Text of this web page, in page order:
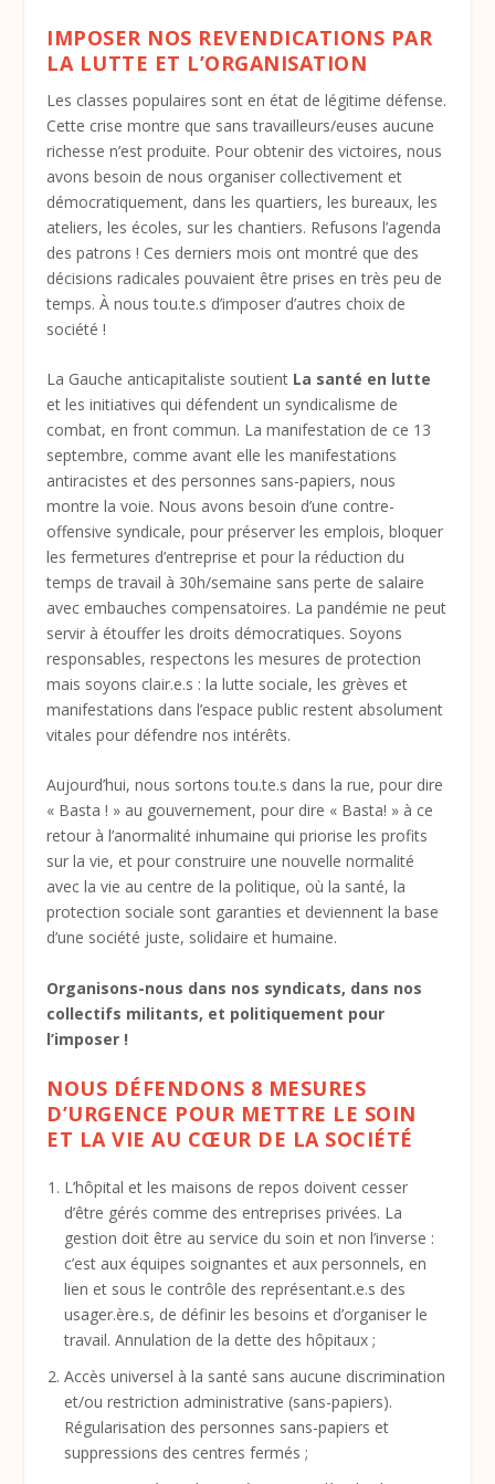
IMPOSER NOS REVENDICATIONS PAR
LA LUTTE ET L’ORGANISATION
Les classes populaires sont en état de légitime défense.
Cette crise montre que sans travailleurs/euses aucune
richesse n’est produite. Pour obtenir des victoires, nous
avons besoin de nous organiser collectivement et
démocratiquement, dans les quartiers, les bureaux, les
ateliers, les écoles, sur les chantiers. Refusons l’agenda
des patrons ! Ces derniers mois ont montré que des
décisions radicales pouvaient être prises en très peu de
temps. À nous tou.te.s d’imposer d’autres choix de
société !
La Gauche anticapitaliste soutient La santé en lutte
et les initiatives qui défendent un syndicalisme de
combat, en front commun. La manifestation de ce 13
septembre, comme avant elle les manifestations
antiracistes et des personnes sans-papiers, nous
montre la voie. Nous avons besoin d’une contre-
offensive syndicale, pour préserver les emplois, bloquer
les fermetures d’entreprise et pour la réduction du
temps de travail à 30h/semaine sans perte de salaire
avec embauches compensatoires. La pandémie ne peut
servir à étouffer les droits démocratiques. Soyons
responsables, respectons les mesures de protection
mais soyons clair.e.s : la lutte sociale, les grèves et
manifestations dans l’espace public restent absolument
vitales pour défendre nos intérêts.
Aujourd’hui, nous sortons tou.te.s dans la rue, pour dire
« Basta ! » au gouvernement, pour dire « Basta! » à ce
retour à l’anormalité inhumaine qui priorise les profits
sur la vie, et pour construire une nouvelle normalité
avec la vie au centre de la politique, où la santé, la
protection sociale sont garanties et deviennent la base
d’une société juste, solidaire et humaine.
Organisons-nous dans nos syndicats, dans nos
collectifs militants, et politiquement pour
l’imposer !
NOUS DÉFENDONS 8 MESURES
D’URGENCE POUR METTRE LE SOIN
ET LA VIE AU CŒUR DE LA SOCIÉTÉ
L’hôpital et les maisons de repos doivent cesser
d’être gérés comme des entreprises privées. La
gestion doit être au service du soin et non l’inverse :
c’est aux équipes soignantes et aux personnels, en
lien et sous le contrôle des représentant.e.s des
usager.ère.s, de définir les besoins et d’organiser le
travail. Annulation de la dette des hôpitaux ;
Accès universel à la santé sans aucune discrimination
et/ou restriction administrative (sans-papiers).
Régularisation des personnes sans-papiers et
suppressions des centres fermés ;